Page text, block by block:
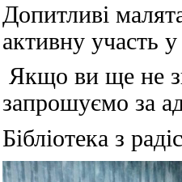
Допитливі
активну участь у
Якщо ви ще не
запрошуємо за
Бібліотека з